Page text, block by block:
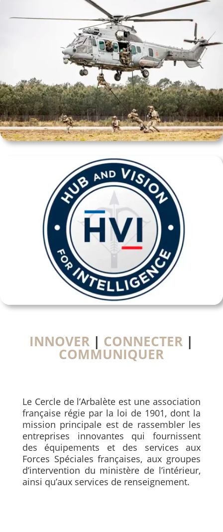
INNOVER | CONNECTER |
COMMUNIQUER
Le Cercle de l’Arbalète est une association
française régie par la loi de 1901, dont la
mission principale est de rassembler les
entreprises innovantes qui fournissent
des équipements et des services aux
Forces Spéciales françaises, aux groupes
d’intervention du ministère de l’intérieur,
ainsi qu’aux services de renseignement.